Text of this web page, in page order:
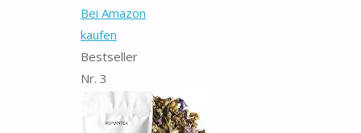
Bei Amazon
kaufen
Bestseller
Nr. 3